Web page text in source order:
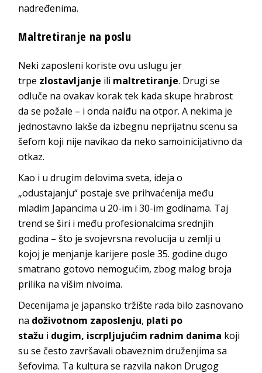
nadređenima.
Maltretiranje na poslu
Neki zaposleni koriste ovu uslugu jer
trpe zlostavljanje ili maltretiranje. Drugi se
odluče na ovakav korak tek kada skupe hrabrost
da se požale – i onda naiđu na otpor. A nekima je
jednostavno lakše da izbegnu neprijatnu scenu sa
šefom koji nije navikao da neko samoinicijativno da
otkaz.
Kao i u drugim delovima sveta, ideja o
„odustajanju“ postaje sve prihvaćenija među
mladim Japancima u 20-im i 30-im godinama. Taj
trend se širi i među profesionalcima srednjih
godina – što je svojevrsna revolucija u zemlji u
kojoj je menjanje karijere posle 35. godine dugo
smatrano gotovo nemogućim, zbog malog broja
prilika na višim nivoima.
Decenijama je japansko tržište rada bilo zasnovano
na doživotnom zaposlenju, plati po
stažu i dugim, iscrpljujućim radnim danima koji
su se često završavali obaveznim druženjima sa
šefovima. Ta kultura se razvila nakon Drugog